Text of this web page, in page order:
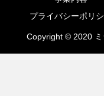
プライバシーポリ
Copyright © 2020 ミ